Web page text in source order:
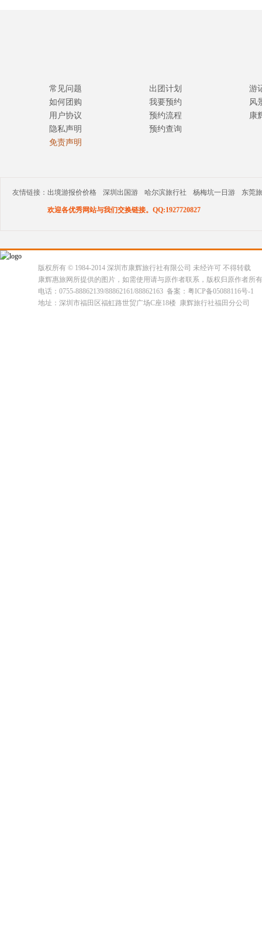
常见问题
如何团购
用户协议
隐私声明
免责声明
出团计划
我要预约
预约流程
预约查询
游
风
康
友情链接： 出境游报价价格 深圳出国游 哈尔滨旅行社 杨梅坑一日游 东莞
欢迎各优秀网站与我们交换链接。QQ:1927720827
版权所有 © 1984-2014 深圳市康辉旅行社有限公司 未经许可 不得转载
康辉惠旅网所提供的图片，如需使用请与原作者联系，版权归原作者所
电话：0755-88862139/88862161/88862163 备案：粤ICP备05088116号-1
地址：深圳市福田区福虹路世贸广场C座18楼 康辉旅行社福田分公司